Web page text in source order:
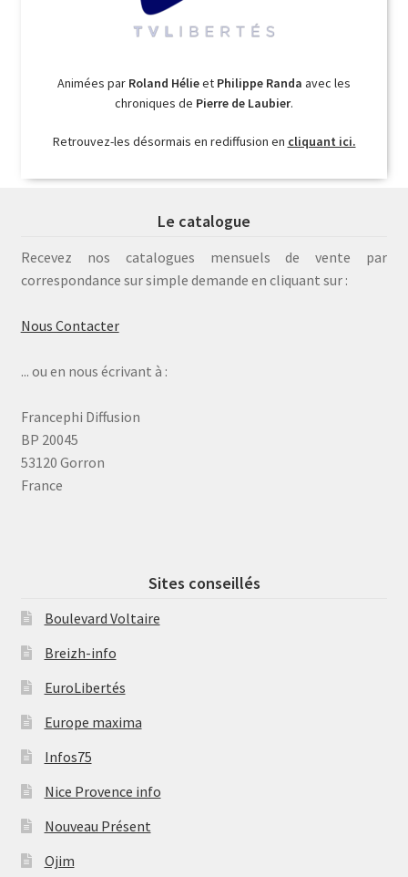
Animées par Roland Hélieet Philippe Randa avec les
chroniques de Pierre de Laubier.
Retrouvez-les désormais en rediffusion en cliquant ici.
Le catalogue
Recevez nos catalogues mensuels de vente par
correspondance sur simple demande en cliquant sur :
Nous Contacter
... ou en nous écrivant à :
Francephi Diffusion
BP 20045
53120 Gorron
France
Sites conseillés
Boulevard Voltaire
Breizh-info
EuroLibertés
Europe maxima
Infos75
Nice Provence info
Nouveau Présent
Ojim